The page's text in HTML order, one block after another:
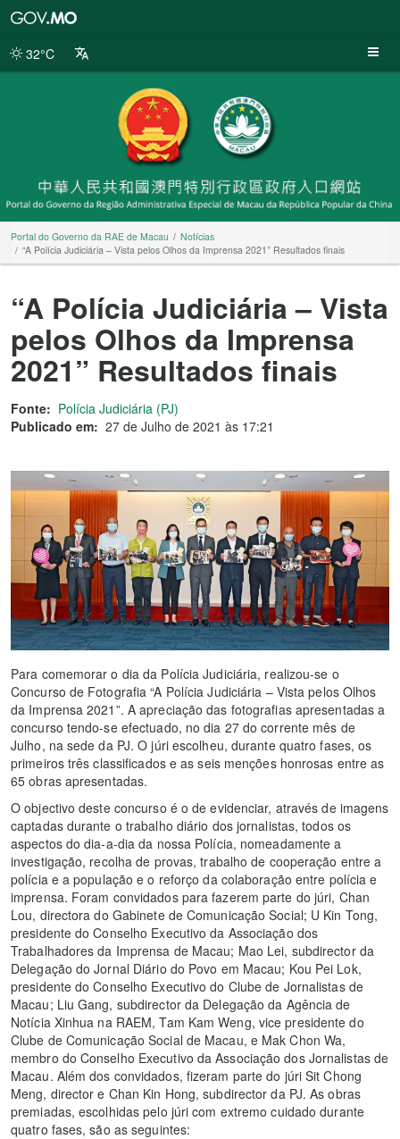
da
32°C
Portal do Governo da RAE de Macau
Notícias
“A Polícia Judiciária – Vista pelos Olhos da Imprensa 2021” Resultados finais
“A Polícia Judiciária – Vista
pelos Olhos da Imprensa
2021” Resultados finais
Fonte: Polícia Judiciária (PJ)
Publicado em: 27 de Julho de 2021 às 17:21
Para comemorar o dia da Polícia Judiciária, realizou-se o
Concurso de Fotografia “A Polícia Judiciária – Vista pelos Olhos
da Imprensa 2021”. A apreciação das fotografias apresentadas a
concurso tendo-se efectuado, no dia 27 do corrente mês de
Julho, na sede da PJ. O júri escolheu, durante quatro fases, os
primeiros três classificados e as seis menções honrosas entre as
65 obras apresentadas.
O objectivo deste concurso é o de evidenciar, através de imagens
captadas durante o trabalho diário dos jornalistas, todos os
aspectos do dia-a-dia da nossa Polícia, nomeadamente a
investigação, recolha de provas, trabalho de cooperação entre a
polícia e a população e o reforço da colaboração entre polícia e
imprensa. Foram convidados para fazerem parte do júri, Chan
Lou, directora do Gabinete de Comunicação Social; U Kin Tong,
presidente do Conselho Executivo da Associação dos
Trabalhadores da Imprensa de Macau; Mao Lei, subdirector da
Delegação do Jornal Diário do Povo em Macau; Kou Pei Lok,
presidente do Conselho Executivo do Clube de Jornalistas de
Macau; Liu Gang, subdirector da Delegação da Agência de
Notícia Xinhua na RAEM, Tam Kam Weng, vice presidente do
Clube de Comunicação Social de Macau, e Mak Chon Wa,
membro do Conselho Executivo da Associação dos Jornalistas de
Macau. Além dos convidados, fizeram parte do júri Sit Chong
Meng, director e Chan Kin Hong, subdirector da PJ. As obras
premiadas, escolhidas pelo júri com extremo cuidado durante
quatro fases, são as seguintes: